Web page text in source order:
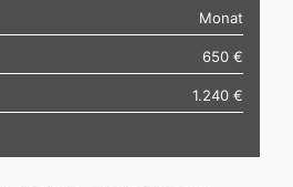
Monat
650 €
1.240 €